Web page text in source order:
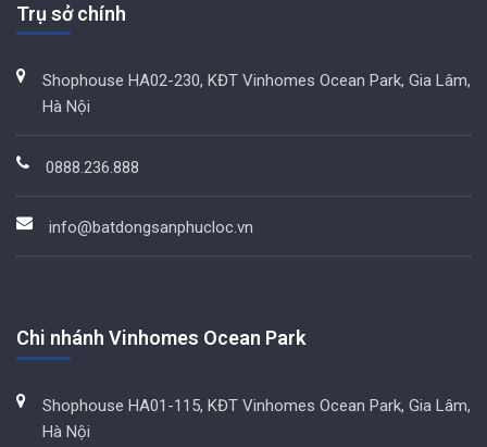
Trụ sở chính
Shophouse HA02-230, KĐT Vinhomes Ocean Park, Gia Lâm,
Hà Nội
0888.236.888
info@batdongsanphucloc.vn
Chi nhánh Vinhomes Ocean Park
Shophouse HA01-115, KĐT Vinhomes Ocean Park, Gia Lâm,
Hà Nội